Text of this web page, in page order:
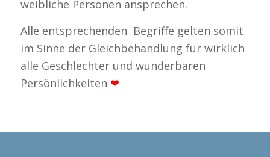
weibliche Personen ansprechen.
Alle entsprechenden Begriffe gelten somit
im Sinne der Gleichbehandlung für wirklich
alle Geschlechter und wunderbaren
Persönlichkeiten ❤